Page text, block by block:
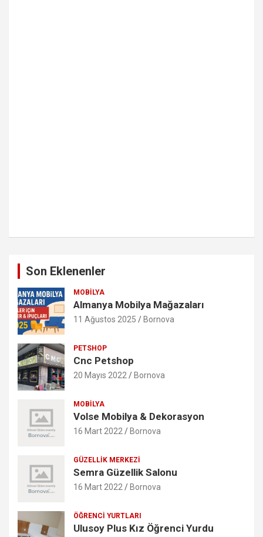
Son Eklenenler
MOBILYA
Almanya Mobilya Mağazaları
11 Ağustos 2025 Bornova
PETSHOP
Cnc Petshop
20 Mayıs 2022 Bornova
MOBILYA
Volse Mobilya & Dekorasyon
16 Mart 2022 Bornova
GÜZELLIK MERKEZI
Semra Güzellik Salonu
16 Mart 2022 Bornova
ÖĞRENCI YURTLARI
Ulusoy Plus Kız Öğrenci Yurdu